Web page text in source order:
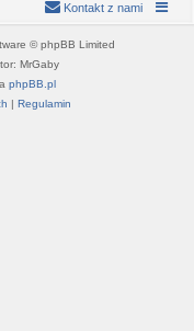
Kontakt z nami
© phpBB Limited
MrGaby
phpBB.pl
| Regulamin